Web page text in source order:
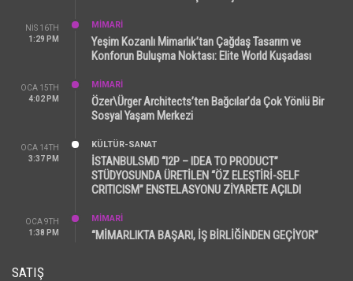
NIS 16TH
1:29 PM
MİMARİ
Yeşim Kozanlı Mimarlık’tan Çağdaş Tasarım ve
Konforun Buluşma Noktası: Elite World Kuşadası
OCA 15TH
4:02 PM
MİMARİ
Özer\Ürger Architects’ten Bağcılar’da Çok Yönlü Bir
Sosyal Yaşam Merkezi
OCA 14TH
3:37 PM
KÜLTÜR-SANAT
İSTANBULSMD “I2P – IDEA TO PRODUCT”
STÜDYOSUNDA ÜRETİLEN “ÖZ ELEŞTİRİ-SELF
CRITICISM” ENSTELASYONU ZİYARETE AÇILDI
OCA 9TH
1:38 PM
MİMARİ
“MİMARLIKTA BAŞARI, İŞ BİRLİĞİNDEN GEÇİYOR”
SATIŞ